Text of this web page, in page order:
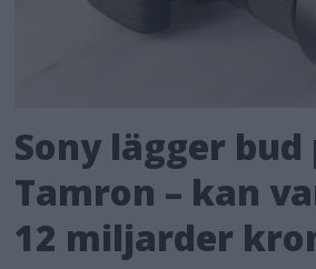
Sony lägger bud
Tamron – kan
12 miljarder